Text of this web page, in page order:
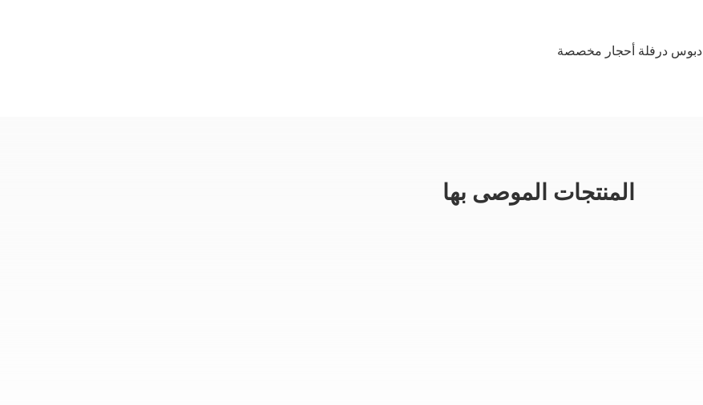
دبوس درفلة أحجار مخصصة
المنتجات الموصى بها